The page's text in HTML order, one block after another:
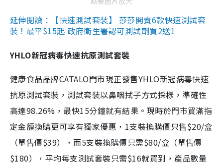
延伸閱讀：【快速測試套裝】 莎莎開賣6款快速測試套
裝！最平$15起 政府衛生署認可測試劑買2送1
YHLO新冠病毒快速抗原測試套裝
健康食品品牌CATALO門市現正發售YHLO新冠病毒快速
抗原測試套裝，測試套裝以鼻咽拭子方式採樣，準確性
高達98.26%，最快15分鐘就有結果。現時於門市買滿指
定金額換購更可享有獨家優惠，1支裝換購價只售$20/盒
（單售價$39），而5支裝換購價只需$80/盒（單售價
$180），平均每支測試套裝只需$16就買到，產品數量